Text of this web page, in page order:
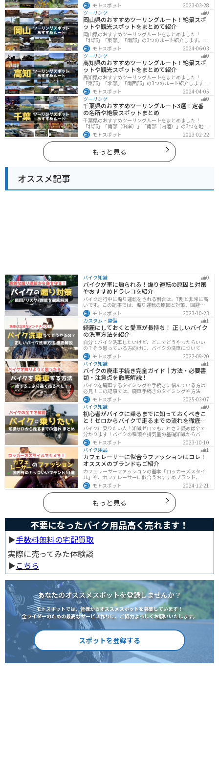
ます。西に行けば奥多摩の自然、東に行けば都心スポッ
トと、自然も街も楽しめるスポットが多数あります。バ
イクで東京都にツーリングに行く際は参考にしてくださ
い。
モトスポット
2023-03-28
ツーリング
0
岡山県のおすすめツーリングルート！絶景スポ
ットや観光スポットをまとめて紹介
岡山県のおすすめツーリングルートをまとめました！
「北部」「東部」「南部」の3つのルート紹介します。岡
山市や倉敷市など、歴史ある街並みも魅力的で、バイク
ツーリングに最適なスポットが多数あります。バイクで
岡山県にツーリングに行く際は参考にしてください。
モトスポット
2024-06-03
ツーリング
0
高知県のおすすめツーリングルート！絶景スポ
ットや観光スポットをまとめて紹介
高知県のおすすめツーリングルートをまとめました！
「東部」「北部」「南西部」の3つのルート紹介します。
山と海どちらも楽しめるスポットが多数あり、様々な楽
しみ方ができます。バイクで高知県にツーリングに行く
際は参考にしてください。
モトスポット
2024-04-05
ツーリング
0
千葉県のおすすめツーリングルート3選！定番
の名所や絶景スポットまとめ
千葉県のおすすめツーリングルートをまとめました！
「北部」「南部（沿岸）」「南部（内陸）」の3つを地域
別で紹介します！千葉は首都圏からのアクセスも良く、
海と山どちらも堪能できるのでツーリングには最適な場
所です。
モトスポット 2023-02-22
もっと見る
オススメ記事
バイク知識 0
バイクが車に煽られる！煽り運転の原因と対策
やおすすめドラレコを紹介
バイク走行中に煽り運転をされる割合は、7割と非常に高
いです。この記事では、煽り運転の原因と対策、回避方
法について解説します。抑止力の高いオススメのドライ
ブレコーダーも紹介しますので、煽り運転対策をしたい
人はぜひ参考にしてください。
モトスポット
2023-10-23
カスタム・整備
1
綺麗にしておくと愛車が長持ち！ 正しいバイク
の洗車方法を紹介
自分でバイク洗車したいけど、どこでどうやったらいい
の？そう思っている方向けに、バイクの洗車について徹
底的にまとめました。バイク洗車ができる場所から洗車
手順まで全て解説します。正しい洗車方法は身につける
ことでバイクのメンテナンスにもなります。
モトスポット
2022-09-20
バイク知識
1
バイクの廃車手続き完全ガイド｜方法・必要書
類・注意点を徹底解説！
バイクを廃車するタイミングや手続きに悩んでいる方は
必見！この記事では、廃車手続きのタイミングや方法、
流れを解説しています。実は、手続きの注意点や業者に
依頼する際のポイントがあります。記事を読めば、バイ
クの廃車手続きがスムーズに行えるでしょう。
モトスポット
2025-03-07
バイク知識
0
初心者がバイクに乗るまでに知っておくべきこ
と！ゼロからバイクで走るまでの流れを徹底解
説
バイクに乗りたい人！知識ゼロでもこれさえ読めば全て
分かります！バイクの種類や排気量の基礎知識からバイ
クの選び方、免許の取り方、購入、納車、その後のバイ
クライフまで全てサポートします！
モトスポット
2023-10-10
バイク用品
1
カフェレーサーに似合うファッションはコレ！
オススメのブランドもご紹介
カフェレーサーファッションの基本「ロッカーズスタイ
ル」や、カフェレーサーに似合うおすすめブランド、定
番アイテムを詳しく紹介。個性を引き立てるコーデのコ
ツや季節に合ったアイテム選び、愛車とのマッチング方
法も解説します。
モトスポット 2024-12-21
もっと見る
不要になったバイク用品高く売れます！
▶︎手数料無料の宅配買取
実際に売ってみた体験談
▶︎こちら
あなたのオススメスポットを登録しませんか？
モトスポットでは、皆様からオススメスポットを募集しています！
全ライダーのための最高なサービス作りに、ご協力よろしくお願いいたします。
スポットを登録する